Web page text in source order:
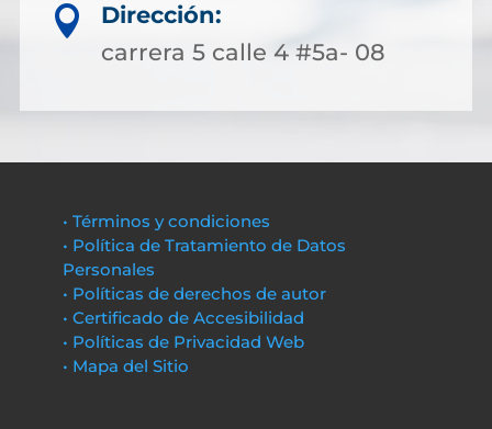

Dirección:
carrera 5 calle 4 #5a- 08
• Términos y condiciones
• Política de Tratamiento de Datos
Personales
• Políticas de derechos de autor
• Certificado de Accesibilidad
• Políticas de Privacidad Web
• Mapa del Sitio